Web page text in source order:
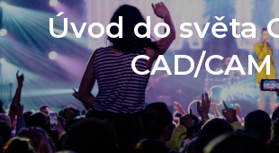
Úvod do světa
CAD/CAM